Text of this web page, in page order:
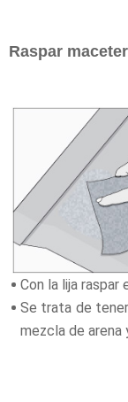
Raspar
Con la lija
Se trata de
mezcla de arena